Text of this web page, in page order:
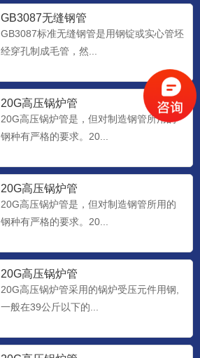
GB3087无缝钢管
GB3087标准无缝钢管是用钢锭或实心管坯
经穿孔制成毛管，然...
20G高压锅炉管
20G高压锅炉管是，但对制造钢管所用的
钢种有严格的要求。20...
20G高压锅炉管
20G高压锅炉管是，但对制造钢管所用的
钢种有严格的要求。20...
20G高压锅炉管
20G高压锅炉管采用的锅炉受压元件用钢,
一般在39公斤以下的...